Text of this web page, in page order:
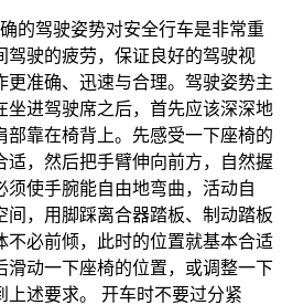
的驾驶姿势对安全行车是非常重
驾驶的疲劳，保证良好的驾驶视
更准确、迅速与合理。驾驶姿势主
坐进驾驶席之后，首先应该深深地
部靠在椅背上。先感受一下座椅的
适，然后把手臂伸向前方，自然握
使手腕能自由地弯曲，活动自
间，用脚踩离合器踏板、制动踏板
不必前倾，此时的位置就基本合适
滑动一下座椅的位置，或调整一下
上述要求。 开车时不要过分紧